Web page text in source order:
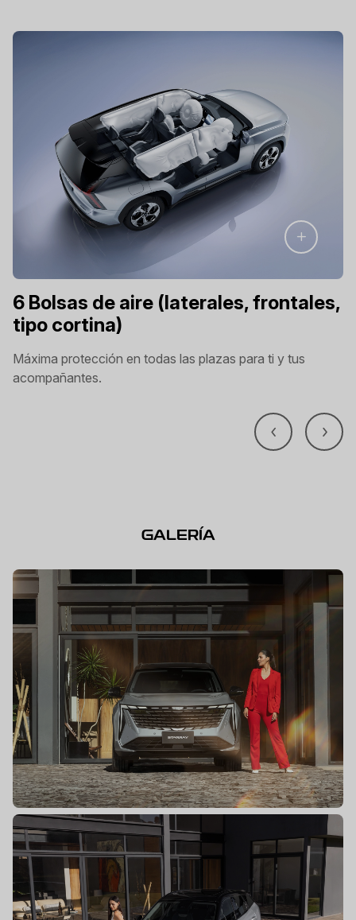
6 Bolsas de aire (laterales, frontales,
tipo cortina)
Máxima protección en todas las plazas para ti y tus
acompañantes.
GALERÍA